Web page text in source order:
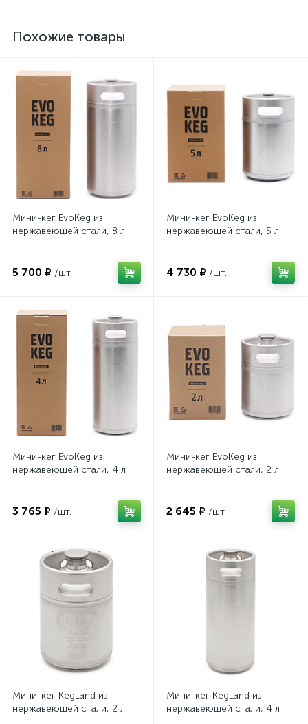
Похожие товары
Мини-кег EvoKeg из
нержавеющей стали, 8 л
5 700 ₽ /шт.
Мини-кег EvoKeg из
нержавеющей стали, 5 л
4 730 ₽ /шт.
Мини-кег EvoKeg из
нержавеющей стали, 4 л
3 765 ₽ /шт.
Мини-кег EvoKeg из
нержавеющей стали, 2 л
2 645 ₽ /шт.
Мини-кег KegLand из
нержавеющей стали, 2 л
Мини-кег KegLand из
нержавеющей стали, 4 л